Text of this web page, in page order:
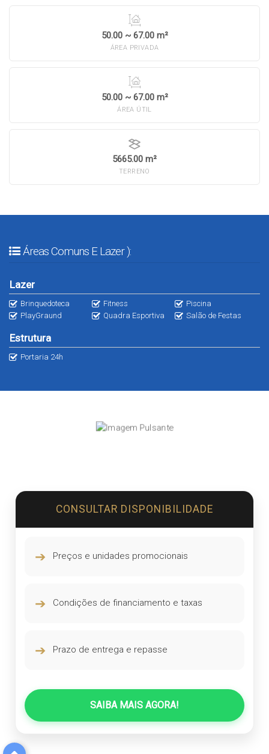
50.00 ~ 67.00 m²
ÁREA PRIVADA
50.00 ~ 67.00 m²
ÁREA ÚTIL
5665.00 m²
TERRENO
Áreas Comuns E Lazer ):
Lazer
Brinquedoteca Fitness
Piscina
PlayGraund
Quadra Esportiva Salão de Festas
Estrutura
Portaria 24h
CONSULTAR DISPONIBILIDADE
➔ Preços e unidades promocionais
➔ Condições de financiamento e taxas
➔ Prazo de entrega e repasse
SAIBA MAIS AGORA!